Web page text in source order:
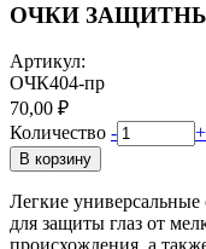
ОЧКИ
Артикул:
ОЧК404-пр
70,00 ₽
Количество - +
В корзину
Легкие
для защиты глаз от